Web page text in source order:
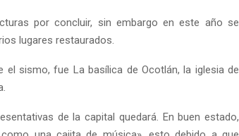
por concluir, sin embargo en este año se
lugares restaurados.
sismo, fue La basílica de Ocotlán, la iglesia de
de la capital quedará. En buen estado,